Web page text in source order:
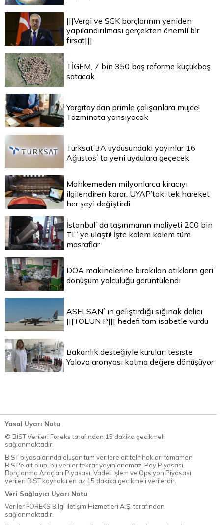
|||Vergi ve SGK borçlarının yeniden
yapılandırılması gerçekten önemli bir
fırsat|||
TİGEM, 7 bin 350 baş reforme küçükbaş
satacak
Yargıtay’dan primle çalışanlara müjde!
Tazminata yansıyacak
Türksat 3A uydusundaki yayınlar 16
Ağustos`ta yeni uydulara geçecek
Mahkemeden milyonlarca kiracıyı
ilgilendiren karar: UYAP’taki tek hareket
her şeyi değiştirdi
İstanbul`da taşınmanın maliyeti 200 bin
TL`ye ulaştı! İşte kalem kalem tüm
masraflar
DOA makinelerine bırakılan atıkların geri
dönüşüm yolculuğu görüntülendi
ASELSAN`ın geliştirdiği sığınak delici
|||TOLUN P||| hedefi tam isabetle vurdu
Bakanlık desteğiyle kurulan tesiste
Yalova aronyası katma değere dönüşüyor
Yasal Uyarı Notu
© BİST Verileri Foreks tarafından 15 dakika gecikmeli
sağlanmaktadır.
BIST piyasalarında oluşan tüm verilere ait telif hakları tamamen
BIST'e ait olup, bu veriler tekrar yayınlanamaz. Pay Piyasası,
Borçlanma Araçları Piyasası, Vadeli İşlem ve Opsiyon Piyasası
verileri BIST kaynaklı en az 15 dakika gecikmeli verilerdir.
Veri Sağlayıcı Uyarı Notu
Veriler FOREKS Bilgi İletişim Hizmetleri A.Ş. tarafından
sağlanmaktadır.